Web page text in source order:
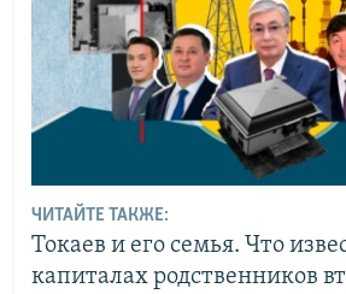
ЧИТАЙТЕ ТАКЖЕ:
Токаев и его семья. Что
капиталах родственников